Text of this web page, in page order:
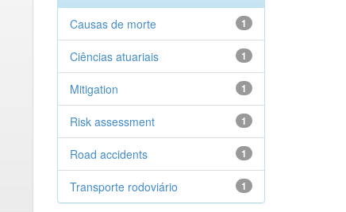
1
Causas de morte
1
Ciências atuariais
1
Mitigation
1
Risk assessment
1
Road accidents
1
Transporte rodoviário